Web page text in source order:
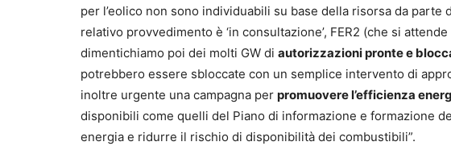
per l’eolico non sono individuabili su base della risorsa da parte
relativo provvedimento è ‘in consultazione’, FER2 (che si
dimentichiamo poi dei molti GW di autorizzazioni pronte e
potrebbero essere sbloccate con un semplice intervento di
inoltre urgente una campagna per promuovere l’efficienza
disponibili come quelli del Piano di informazione e formazione
energia e ridurre il rischio di disponibilità dei combustibili”.